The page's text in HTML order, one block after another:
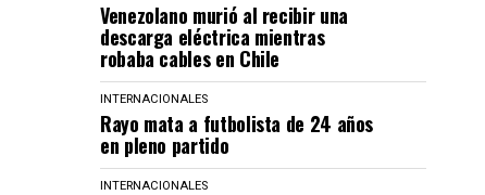
Venezolano murió al recibir una
descarga eléctrica mientras
robaba cables en Chile
INTERNACIONALES
Rayo mata a futbolista de 24 años
en pleno partido
INTERNACIONALES